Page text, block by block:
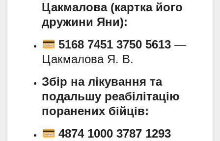
Цакмалова (картка його
дружини Яни):
5168 7451 3750 5613 —
Цакмалова Я. В.
Збір на лікування та
подальшу реабілітацію
поранених бійців:
4874 1000 3787 1293